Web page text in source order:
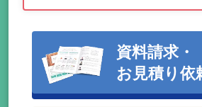
資料請求・
お見積り依